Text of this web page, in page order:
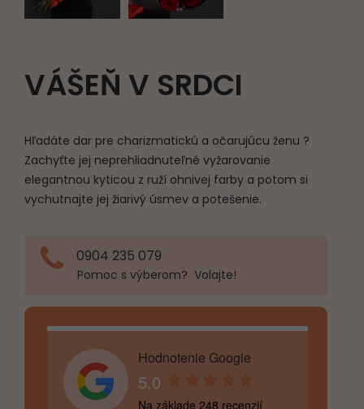
VÁŠEŇ V SRDCI
Hľadáte dar pre charizmatickú a očarujúcu ženu ?
Zachyťte jej neprehliadnuteľné vyžarovanie
elegantnou kyticou z ruží ohnivej farby a potom si
vychutnajte jej žiarivý úsmev a potešenie.
0904 235 079
Pomoc s výberom? Volajte!
Hodnotenie Google
5.0
Na základe 248 recenzií